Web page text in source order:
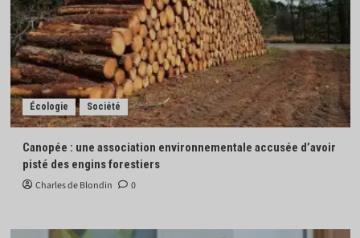
Écologie Société
Canopée : une association environnementale accusée d’avoir
pisté des engins forestiers
Charles de Blondin 0